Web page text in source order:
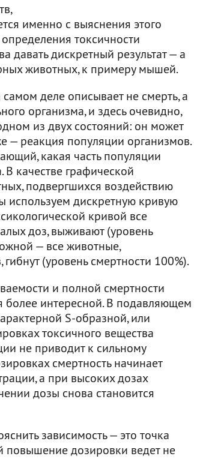
именно с выяснения этого
токсичности
давать дискретный результат — а
животных, к примеру мышей.
деле описывает не смерть, а
организма, и здесь очевидно,
из двух состояний: он может
— реакция популяции организмов.
какая часть популяции
В качестве графической
подвергшихся воздействию
используем дискретную кривую
кривой все
доз, выживают (уровень
— все животные,
(уровень смертности 100%).
и полной смертности
более интересной. В подавляющем
S-образной, или
токсичного вещества
не приводит к сильному
смертность начинает
а при высоких дозах
дозы снова становится
зависимость — это точка
повышение дозировки ведет не